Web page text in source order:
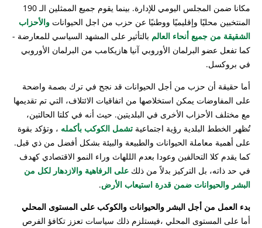
مكانا ضمن المجلس اليومي للإدارة. بينما يقوم جميع الممثلين الـ 190
المنتخبين محليًا وإقليميًا ووطنيًا عن حزب من اجل الحيوانات والأحزاب
الشقيقة من جميع أنحاء العالم بالتأثير على المشهد السياسي للمعارضة -
كما تفعل عضو البرلمان الأوروبي آنيا هازيكامب من البرلمان الأوروبي
في بروكسل.
أما حقيقة أن حزب من أجل الحيوانات قد نجح في ترك بصمة واضحة
على المفاوضات يمكن استخلاصها من اتفاقيات الائتلاف، التي تم تقديمها
مع مختلف الأحزاب الأخرى في البلديتين. حيث أنه في كلتا الحالتين،
تُظهر الخطط البلدية رؤية اجتماعية تشمل الكوكب بأكمله ، وتؤكد بقوة
على أهمية معاملة الحيوانات والطبيعة والبيئة بشكل أفضل من ذي قبل.
كما يقدم كلا التحالفين وعودا بعدم الللهاث وراء النمو الاقتصادي كهدف
في حد ذاته، بل التركيز بدلاً من ذلك على الرفاهية والازدهار لكل من
البشر والحيوانات ضمن قدرة استيعاب الأرض.
بدء العمل من أجل البشر والحيوانات والكوكب على المستوى المحلي
أما على المستوى المحلي ،فيستلزم ذلك سياسات تعزز تكافؤ الفرص